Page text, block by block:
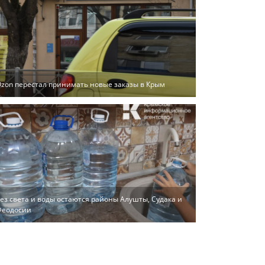
перестал принимать новые заказы в Крым
света и воды остаются районы Алушты, Судака и